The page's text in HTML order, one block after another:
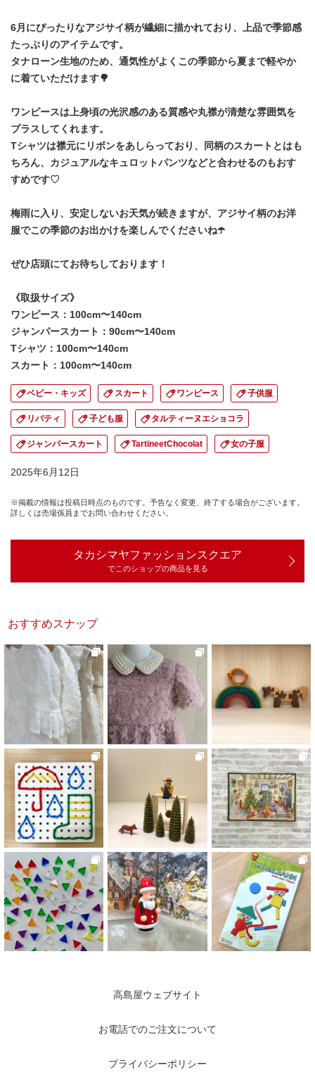
6月にぴったりなアジサイ柄が繊細に描かれており、上品で季節感
たっぷりのアイテムです。
タナローン生地のため、通気性がよくこの季節から夏まで軽やか
に着ていただけます🌳
ワンピースは上身頃の光沢感のある質感や丸襟が清楚な雰囲気を
プラスしてくれます。
Tシャツは襟元にリボンをあしらっており、同柄のスカートとはも
ちろん、カジュアルなキュロットパンツなどと合わせるのもおす
すめです♡
梅雨に入り、安定しないお天気が続きますが、アジサイ柄のお洋
服でこの季節のお出かけを楽しんでくださいね☂️
ぜひ店頭にてお待ちしております！
《取扱サイズ》
ワンピース：100cm〜140cm
ジャンパースカート：90cm〜140cm
Tシャツ：100cm〜140cm
スカート：100cm〜140cm
ベビー・キッズ スカート ワンピース 子供服
リバティ 子ども服 タルティーヌエショコラ
ジャンパースカート TartineetChocolat 女の子服
2025年6月12日
※掲載の情報は投稿日時点のものです。予告なく変更、終了する場合がございます。
詳しくは売場係員までお問い合わせください。
タカシマヤファッションスクエア
でこのショップの商品を見る
おすすめスナップ
高島屋ウェブサイト
お電話でのご注文について
プライバシーポリシー